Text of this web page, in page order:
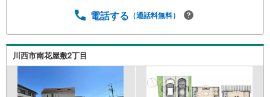
整備されています。
電話する （通話料無料）
川西市南花屋敷2丁目